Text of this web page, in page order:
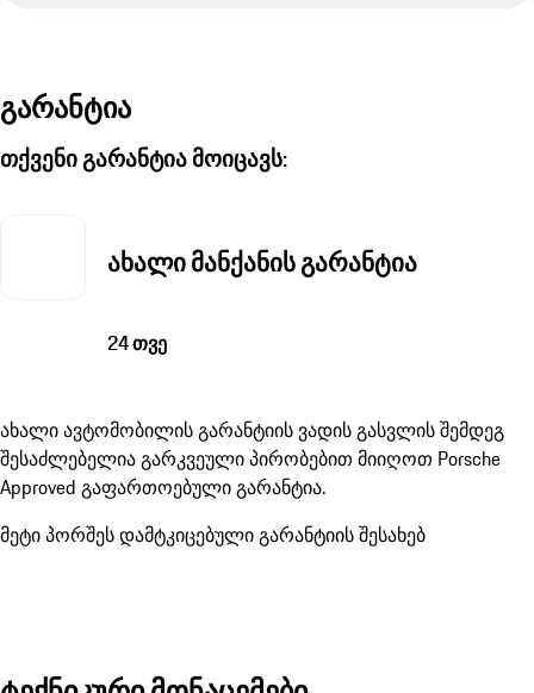
გარანტია
თქვენი გარანტია მოიცავს:
ახალი მანქანის გარანტია
24 თვე
ახალი ავტომობილის გარანტიის ვადის გასვლის შემდეგ
შესაძლებელია გარკვეული პირობებით მიიღოთ Porsche
Approved გაფართოებული გარანტია.
მეტი პორშეს დამტკიცებული გარანტიის შესახებ